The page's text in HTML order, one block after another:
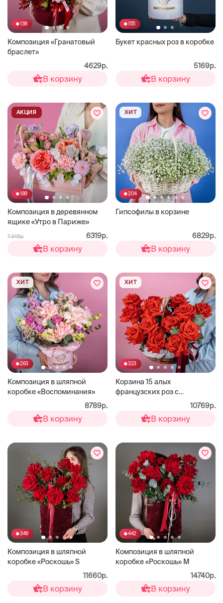
138
Композиция «Гранатовый
браслет»
4629р.
В корзину
155
Букет красных роз в коробке
5169р.
В корзину
189
Композиция в деревянном
ящике «Утро в Париже»
АКЦИЯ
7 345р. 6319р.
В корзину
204
Гипсофилы в корзине
ХИТ
6829р.
В корзину
263
Композиция в шляпной
коробке «Воспоминания»
ХИТ
8789р.
В корзину
323
Корзина 15 алых
французских роз с
ХИТ
10769р.
В корзину
349
Композиция в шляпной
коробке «Роскошь» S
11660р.
В корзину
442
Композиция в шляпной
коробке «Роскошь» М
14740р.
В корзину